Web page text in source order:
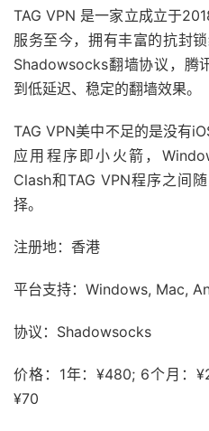
TAG VPN 是一家立成立于
服务至今，拥有丰富的抗封
Shadowsocks翻墙协议，腾
到低延迟、稳定的翻墙效果。
TAG VPN美中不足的是没有
应用程序即小火箭，
Clash和TAG VPN程序之间
择。
注册地：香港
平台支持：Windows, Mac,
协议：Shadowsocks
价格：1年：¥480; 6个月：
¥70